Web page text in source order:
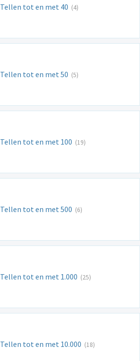
Tellen tot en met 40 (4)
Tellen tot en met 50 (5)
Tellen tot en met 100 (19)
Tellen tot en met 500 (6)
Tellen tot en met 1.000 (25)
Tellen tot en met 10.000 (18)